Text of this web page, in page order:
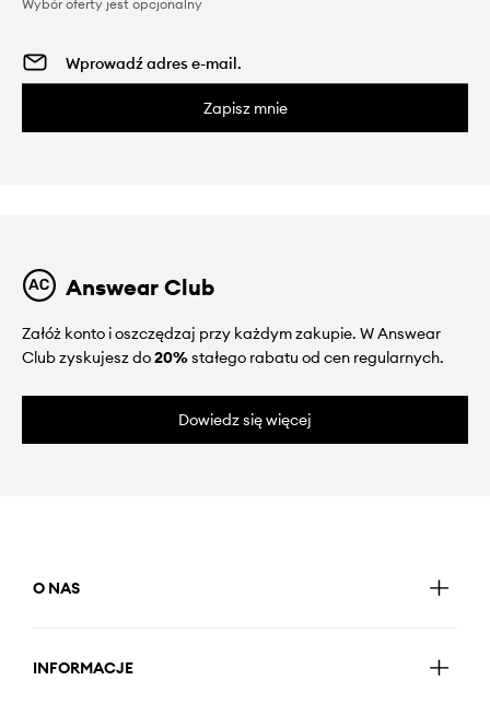
Wybór oferty jest opcjonalny
Zapisz mnie
Answear Club
Załóż konto i oszczędzaj przy każdym zakupie. W Answear
Club zyskujesz do20%stałego rabatu od cen regularnych.
Dowiedz się więcej
O NAS
INFORMACJE